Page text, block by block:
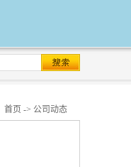
首页 -> 公司动态